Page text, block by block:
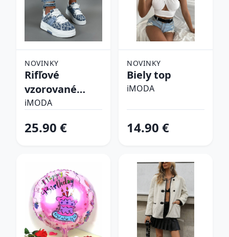
NOVINKY
Rifľové
vzorované
tenisky
iMODA
25.90 €
NOVINKY
Biely top
iMODA
14.90 €